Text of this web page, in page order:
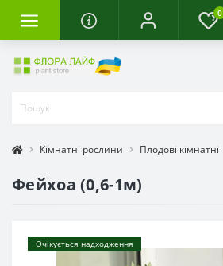
0
Кімнатні рослини Плодові кімнатні
Фейхоа (0,6-1м)
Очікується надходження